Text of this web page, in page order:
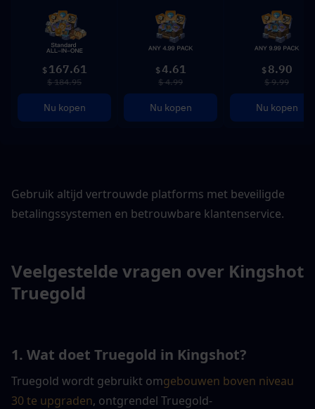
$ 167.61
$ 184.95
Nu kopen
$4.61
$ 4.99
Nu kopen
$ 8.90
$ 9.99
Nu kopen
Gebruik altijd vertrouwde platforms met beveiligde
betalingssystemen en betrouwbare klantenservice.
Veelgestelde vragen over Kingshot
Truegold
1. Wat doet Truegold in Kingshot?
Truegold wordt gebruikt omgebouwen boven niveau
30 te upgraden, ontgrendel Truegold-